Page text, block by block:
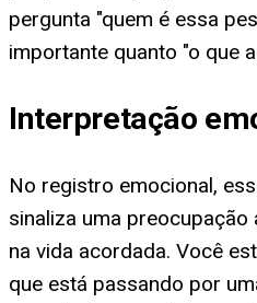
pergunta "quem é essa
importante quanto "o que
Interpretação
No registro emocional,
sinaliza uma preocupação
na vida acordada. Você
que está passando por